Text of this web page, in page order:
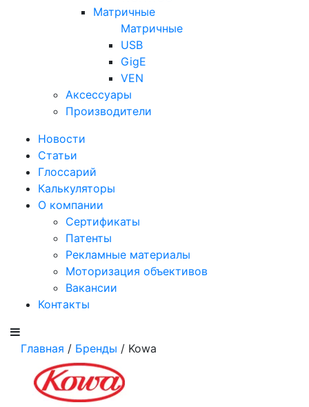
Матричные
Матричные
USB
GigE
VEN
Аксессуары
Производители
Новости
Статьи
Глоссарий
Калькуляторы
О компании
Сертификаты
Патенты
Рекламные материалы
Моторизация объективов
Вакансии
Контакты
Главная / Бренды / Kowa